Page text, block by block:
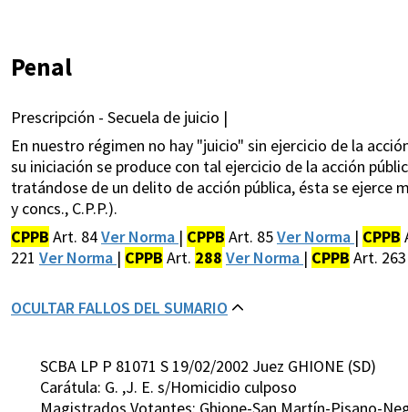
Penal
Prescripción - Secuela de juicio |
En nuestro régimen no hay "juicio" sin ejercicio de la
su iniciación se produce con tal ejercicio de la acción
tratándose de un delito de acción pública, ésta se ejerce
y concs., C.P.P.).
CPPB Art. 84Ver Norma | CPPB Art. 85Ver Norma | CPPB
221 Ver Norma | CPPB Art. 288 Ver Norma | CPPB Art.
OCULTAR FALLOS DEL SUMARIO
SCBA LP P 81071 S 19/02/2002 Juez GHIONE (SD)
Carátula: G. ,J. E. s/Homicidio culposo